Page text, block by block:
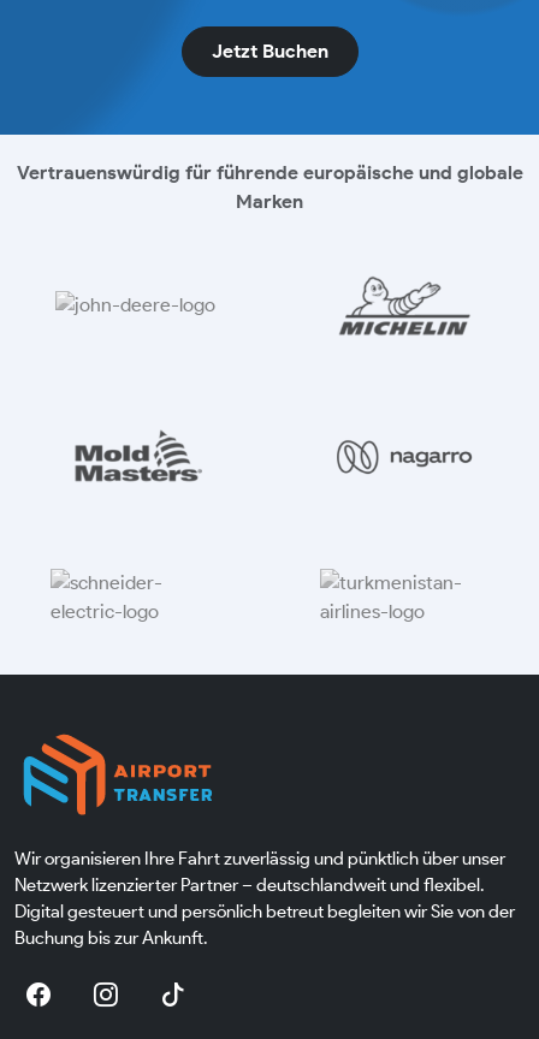
Jetzt Buchen
Vertrauenswürdig für führende europäische und globale
Marken
Wir organisieren Ihre Fahrt zuverlässig und pünktlich über unser
Netzwerk lizenzierter Partner – deutschlandweit und flexibel.
Digital gesteuert und persönlich betreut begleiten wir Sie von der
Buchung bis zur Ankunft.